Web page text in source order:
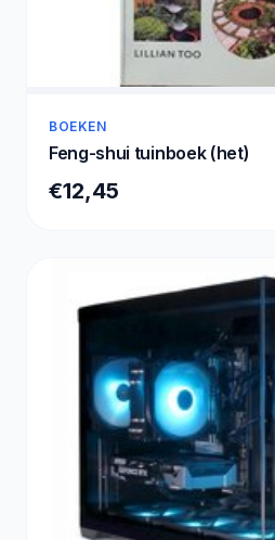
BOEKEN
Feng-shui tuinboek (het)
€12,45